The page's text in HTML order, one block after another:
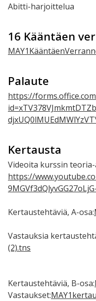
Abitti-harjoittelua
16 Kääntäen
Palaute
https://
Kertausta
Videoita kurssin
https://
Kertaustehtäviä, A-osa:
Vastauksia
(2).tns
Kertaustehtäviä, B-osa:
Vastaukset: